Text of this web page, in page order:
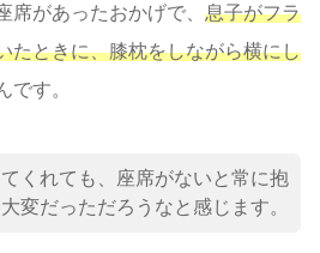
席があったおかげで、 息子がフラ
たときに、膝枕をしながら横にし
です。
くれても、座席がないと常に抱
変だっただろうなと感じます。